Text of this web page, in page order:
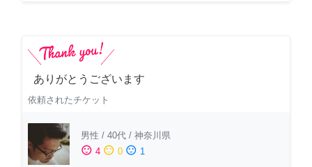
ありがとうございます
依頼されたチケット
男性 / 40代 / 神奈川県
sentiment_satisfied 4 sentiment_neutral 0 sentiment_dissatisfied 1